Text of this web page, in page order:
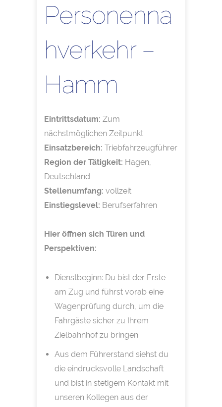
Personenna
hverkehr –
Hamm
Eintrittsdatum: Zum
nächstmöglichen Zeitpunkt
Einsatzbereich: Triebfahrzeugführer
Region der Tätigkeit: Hagen,
Deutschland
Stellenumfang: vollzeit
Einstiegslevel: Berufserfahren
Hier öffnen sich Türen und
Perspektiven:
Dienstbeginn: Du bist der Erste
am Zug und führst vorab eine
Wagenprüfung durch, um die
Fahrgäste sicher zu Ihrem
Zielbahnhof zu bringen.
Aus dem Führerstand siehst du
die eindrucksvolle Landschaft
und bist in stetigem Kontakt mit
unseren Kollegen aus der